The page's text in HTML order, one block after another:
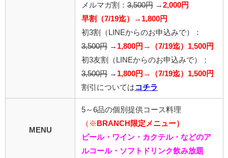
メルマガ割： 3,500円 → 2,000円
早割（7/19迄）→1,800円
初3割（LINEからのお申込みで）：
3,500円 → 1,800円→（7/19迄）1,500円
初3友割（LINEからのお申込みで）：
3,500円 → 1,800円→（7/19迄）1,500円
割引については コチラ
MENU
5～6品の個別提供コース料理
（※ BRANCH限定メニュー）
ビール・ワイン・カクテル・などのア
ルコール・ソフトドリンク飲み放題